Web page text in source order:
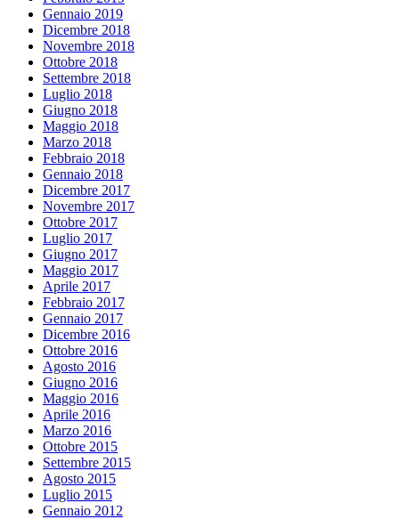
Gennaio 2019
Dicembre 2018
Novembre 2018
Ottobre 2018
Settembre 2018
Luglio 2018
Giugno 2018
Maggio 2018
Marzo 2018
Febbraio 2018
Gennaio 2018
Dicembre 2017
Novembre 2017
Ottobre 2017
Luglio 2017
Giugno 2017
Maggio 2017
Aprile 2017
Febbraio 2017
Gennaio 2017
Dicembre 2016
Ottobre 2016
Agosto 2016
Giugno 2016
Maggio 2016
Aprile 2016
Marzo 2016
Ottobre 2015
Settembre 2015
Agosto 2015
Luglio 2015
Gennaio 2012